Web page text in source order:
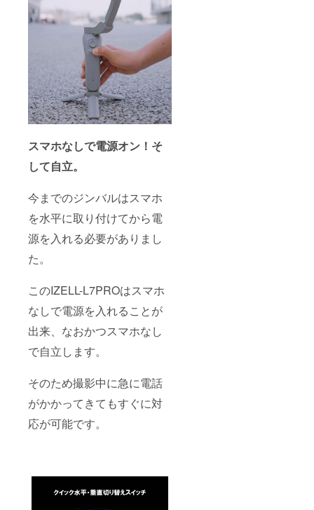
スマホなしで電源オン！そ
して自立。
今までのジンバルはスマホ
を水平に取り付けてから電
源を入れる必要がありまし
た。
このIZELL-L7PROはスマホ
なしで電源を入れることが
出来、なおかつスマホなし
で自立します。
そのため撮影中に急に電話
がかかってきてもすぐに対
応が可能です。